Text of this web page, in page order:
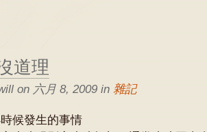
道理
on 六月 8, 2009 in 雜記
候發生的事情